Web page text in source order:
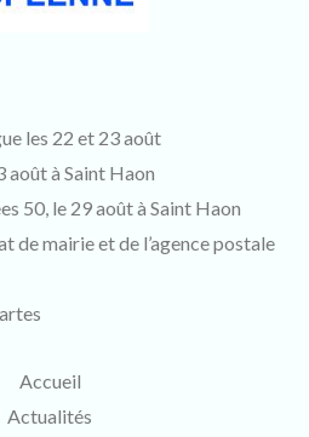
les 22 et 23 août
août à Saint Haon
50, le 29 août à Saint Haon
de mairie et de l’agence postale
Accueil
Actualités